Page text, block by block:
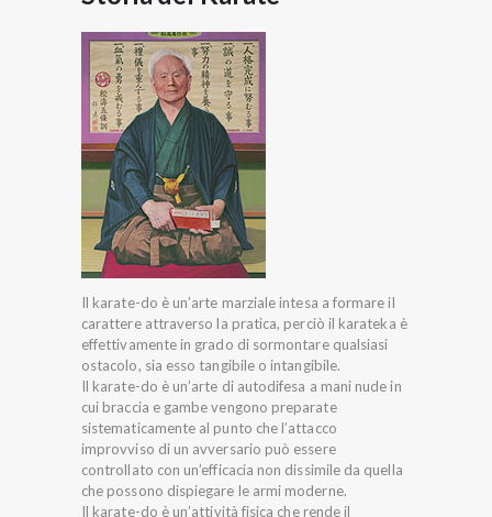
Il karate-do è un’arte marziale intesa a formare il
carattere attraverso la pratica, perciò il karateka è
effettivamente in grado di sormontare qualsiasi
ostacolo, sia esso tangibile o intangibile.
Il karate-do è un’arte di autodifesa a mani nude in
cui braccia e gambe vengono preparate
sistematicamente al punto che l’attacco
improvviso di un avversario può essere
controllato con un’efficacia non dissimile da quella
che possono dispiegare le armi moderne.
Il karate-do è un’attività fisica che rende il